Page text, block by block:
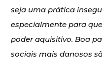
seja uma prática
especialmente para
poder aquisitivo. Boa
sociais mais danosos